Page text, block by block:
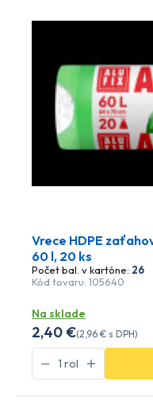
Vrece HDPE
60 l, 20 ks
Počet bal. v kartóne: 26
Kód tovaru: 105640
Na sklade
2,40 €(2,96 € s DPH)